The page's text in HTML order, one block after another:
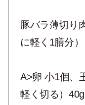
豚バラ薄切り
に軽く1膳分）
A>卵 小1個、
軽く切る）